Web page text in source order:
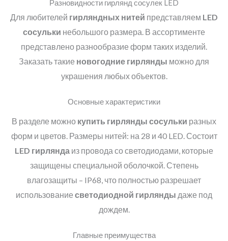
Разновидности гирлянд сосулек LED
Для любителей гирляндных нитей представляем LED
сосульки небольшого размера. В ассортименте
представлено разнообразие форм таких изделий.
Заказать такие новогодние гирлянды можно для
украшения любых объектов.
Основные характеристики
В разделе можно купить гирлянды сосульки разных
форм и цветов. Размеры нитей: на 28 и 40 LED. Состоит
LED гирлянда из провода со светодиодами, которые
защищены специальной оболочкой. Степень
влагозащиты – IP68, что полностью разрешает
использование светодиодной гирлянды даже под
дождем.
Главные преимущества